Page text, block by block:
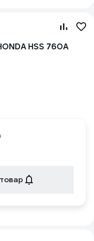
HSS 760A